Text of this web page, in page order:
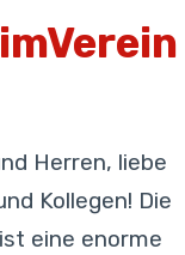
Herren, liebe
Kollegen! Die
eine enorme